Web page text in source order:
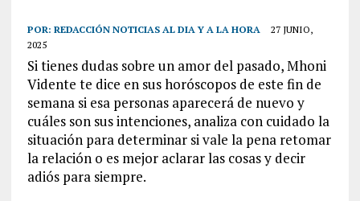
POR: REDACCIÓN NOTICIAS AL DIA Y A LA HORA
27 JUNIO,
2025
Si tienes dudas sobre un amor del pasado, Mhoni
Vidente te dice en sus horóscopos de este fin de
semana si esa personas aparecerá de nuevo y
cuáles son sus intenciones, analiza con cuidado la
situación para determinar si vale la pena retomar
la relación o es mejor aclarar las cosas y decir
adiós para siempre.